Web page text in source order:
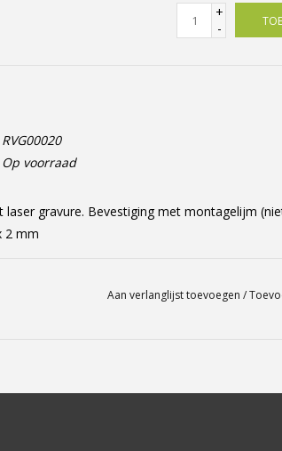
+
-
RVG00020
Op voorraad
laser gravure. Bevestiging met montagelijm
2 mm
Aan verlanglijst toevoegen /